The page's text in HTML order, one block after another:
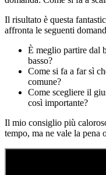
Il risultato è questa
affronta le seguenti
È meglio partire dal
basso?
Come si fa a far sì
comune?
Come scegliere il
così importante?
Il mio consiglio più
tempo, ma ne vale la pena